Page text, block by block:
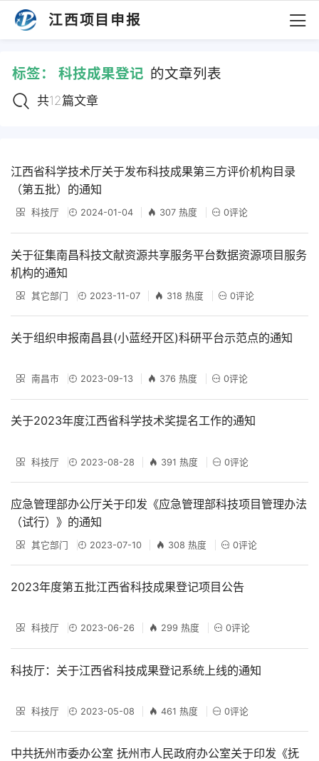
江西项目申报
标签： 科技成果登记 的文章列表
共12篇文章
江西省科学技术厅关于发布科技成果第三方评价机构目录
（第五批）的通知
科技厅 2024-01-04 307 热度 0评论
关于征集南昌科技文献资源共享服务平台数据资源项目服务
机构的通知
其它部门 2023-11-07 318 热度 0评论
关于组织申报南昌县(小蓝经开区)科研平台示范点的通知
南昌市 2023-09-13 376 热度 0评论
关于2023年度江西省科学技术奖提名工作的通知
科技厅 2023-08-28 391 热度 0评论
应急管理部办公厅关于印发《应急管理部科技项目管理办法
（试行）》的通知
其它部门 2023-07-10 308 热度 0评论
2023年度第五批江西省科技成果登记项目公告
科技厅 2023-06-26 299 热度 0评论
科技厅：关于江西省科技成果登记系统上线的通知
科技厅 2023-05-08 461 热度 0评论
中共抚州市委办公室 抚州市人民政府办公室关于印发《抚